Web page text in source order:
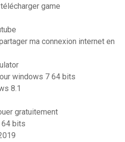
game
ma connexion internet en
windows 7 64 bits
8.1
gratuitement
64 bits